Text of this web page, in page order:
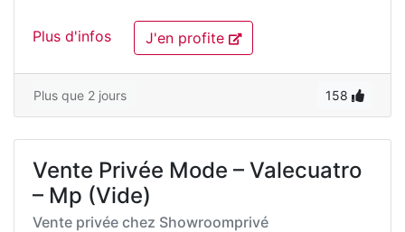
Plus d'infos J'en profite
Plus que 2 jours 158
Vente Privée Mode – Valecuatro
– Mp (Vide)
Vente privée chez Showroomprivé